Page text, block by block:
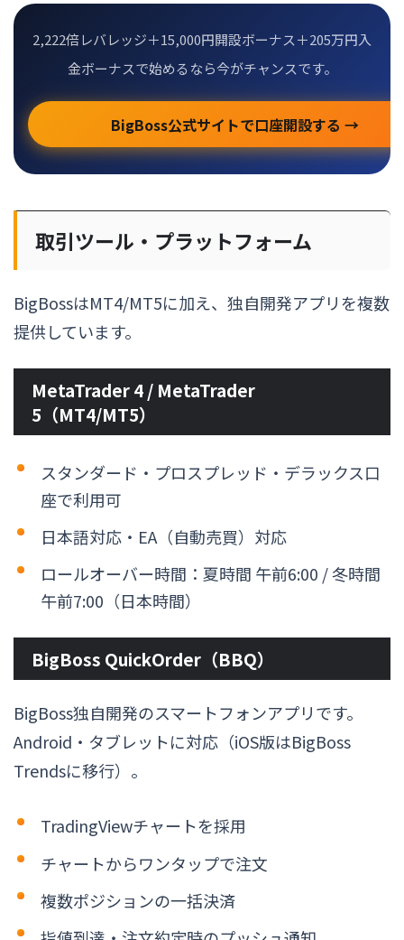
2,222倍レバレッジ＋15,000円開設ボーナス＋205万円入
金ボーナスで始めるなら今がチャンスです。
BigBoss公式サイトで口座開設する →
取引ツール・プラットフォーム
BigBossはMT4/MT5に加え、独自開発アプリを複数
提供しています。
MetaTrader 4 / MetaTrader
5（MT4/MT5）
スタンダード・プロスプレッド・デラックス口
座で利用可
日本語対応・EA（自動売買）対応
ロールオーバー時間：夏時間 午前6:00 / 冬時間
午前7:00（日本時間）
BigBoss QuickOrder（BBQ）
BigBoss独自開発のスマートフォンアプリです。
Android・タブレットに対応（iOS版はBigBoss
Trendsに移行）。
TradingViewチャートを採用
チャートからワンタップで注文
複数ポジションの一括決済